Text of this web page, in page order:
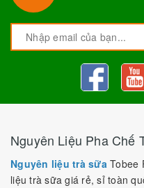
Nguyên Liệu Pha Chế
Nguyên liệu trà sữaTobee
liệu trà sữa giá rẻ, sỉ toàn